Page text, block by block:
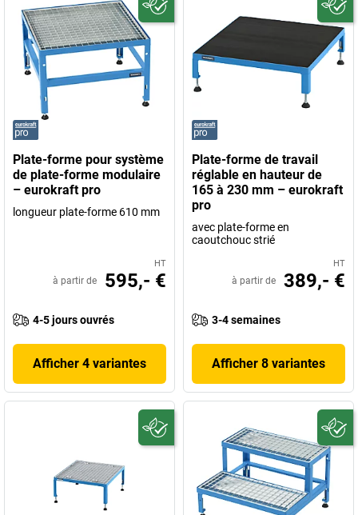
Plate-forme pour système
de plate-forme modulaire
– eurokraft pro
longueur plate-forme 610 mm
HT
à partir de 595,- €
4-5 jours ouvrés
Afficher 4 variantes
Plate-forme de travail
réglable en hauteur de
165 à 230 mm – eurokraft
pro
avec plate-forme en
caoutchouc strié
HT
à partir de 389,- €
3-4 semaines
Afficher 8 variantes